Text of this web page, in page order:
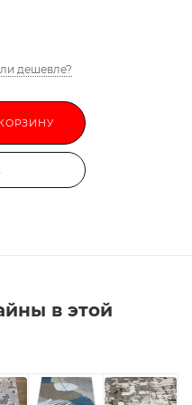
дешевле?
в этой